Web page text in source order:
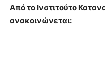
Από το Ινστιτούτο
ανακοινώνεται: